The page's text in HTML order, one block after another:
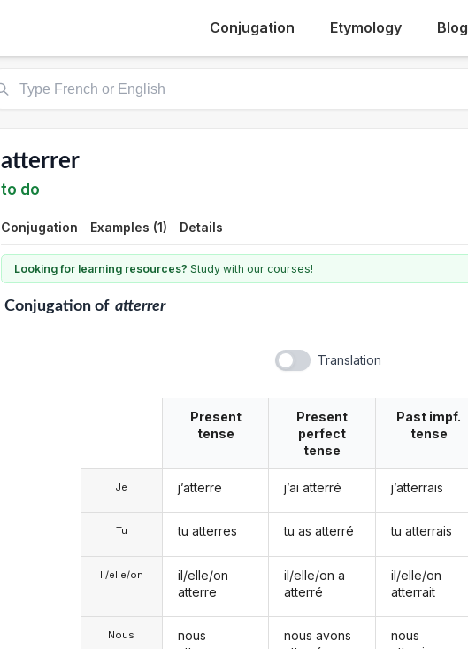
Conjugation Etymology Blog
atterrer
to do
Conjugation Examples (1) Details
Looking for learning resources? Study with our courses!
Conjugationof atterrer
Translation
Je
Tu
Il/elle/on
Nous
Present
tense
j’atterre
tu atterres
il/elle/on
atterre
nous
Present
perfect
tense
j’ai atterré
tu as atterré
il/elle/on a
atterré
nous avons
Past impf.
tense
j’atterrais
tu atterrais
il/elle/on
atterrait
nous